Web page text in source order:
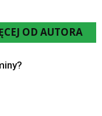
OD AUTORA